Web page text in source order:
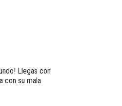
Llegas con
con su mala